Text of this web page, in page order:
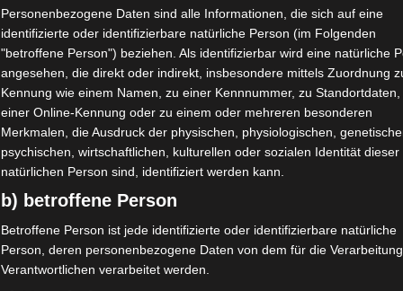
Elektro-Fahrzeuge
Angebot!
Ursprünglicher
Preis
war:
4.990,00 €
Aktueller
Preis
ist:
4.491,00 €.
Dieses
Produkt
weist
mehrere
Varianten
Die
Optionen
Personenbezogene Daten sind alle Informationen, die sich auf eine
identifizierte oder identifizierbare natürliche Person (im Folgenden
"betroffene Person") beziehen. Als identifizierbar wird eine natürliche
angesehen, die direkt oder indirekt, insbesondere mittels Zuordnung
Kennung wie einem Namen, zu einer Kennnummer, zu Standortdaten,
einer Online-Kennung oder zu einem oder mehreren besonderen
Merkmalen, die Ausdruck der physischen, physiologischen,
psychischen, wirtschaftlichen, kulturellen oder sozialen Identität dieser
natürlichen Person sind, identifiziert werden kann.
b) betroffene Person
Betroffene Person ist jede identifizierte oder identifizierbare natürliche
Person, deren personenbezogene Daten von dem für die Verarbeitung
Verantwortlichen verarbeitet werden.